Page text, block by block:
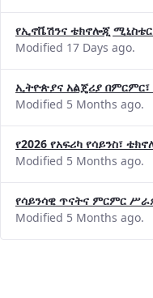
የኢኖቬሽንና ቴክኖሎጂ
Modified 17 Days ago.
ኢትዮጵያና አልጄሪያ በምርምር፣
Modified 5 Months ago.
የ2026 የአፍሪካ የሳይንስ፣
Modified 5 Months ago.
የሳይንሳዊ ጥናትና ምርምር
Modified 5 Months ago.